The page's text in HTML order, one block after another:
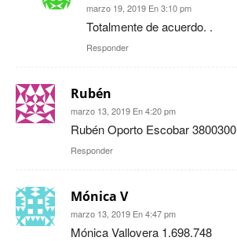
marzo 19, 2019 En 3:10 pm
Totalmente de acuerdo. .
Responder
Rubén
marzo 13, 2019 En 4:20 pm
Rubén Oporto Escobar 3800300
Responder
Mónica V
marzo 13, 2019 En 4:47 pm
Mónica Vallovera 1.698.748